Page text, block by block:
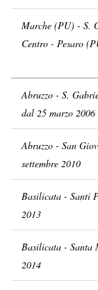
Marche (PU) - S.
Centro - Pesaro
Abruzzo - S.
dal 25 marzo 2006
Abruzzo - San
settembre 2010
Basilicata - Santi
2013
Basilicata - Santa
2014